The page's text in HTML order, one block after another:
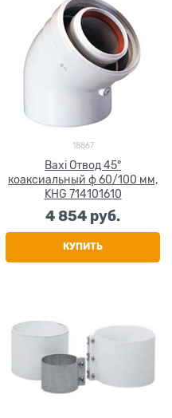
18867
Baxi Отвод 45°
коаксиальный ф 60/100 мм,
KHG 714101610
4 854 руб.
КУПИТЬ